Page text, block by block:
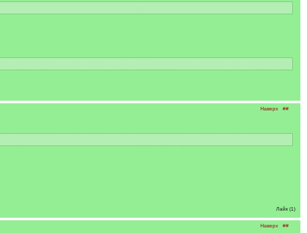
Наверх ##
Лайк (1)
Наверх ##